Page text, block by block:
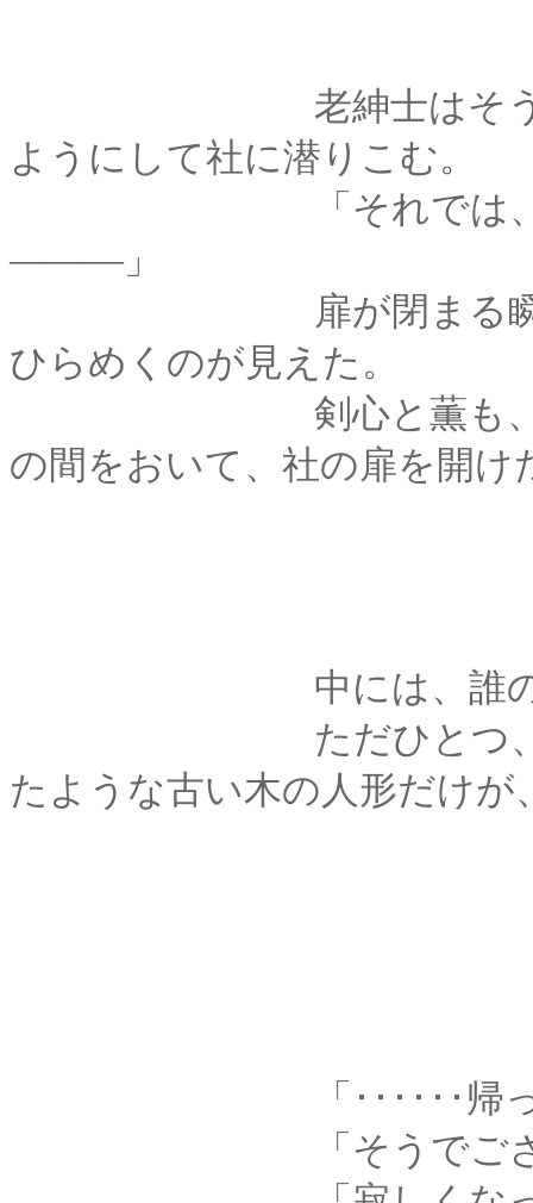
老紳士はそう言うと
ようにして社に潜りこむ。
「それでは、おふ
―――」
扉が閉まる瞬間、神
ひらめくのが見えた。
剣心と薫も、それ
の間をおいて、社の扉を開け
中には、誰の姿も
ただひとつ、御神体
たような古い木の人形だけ
「･･････帰っち
「そうでござ